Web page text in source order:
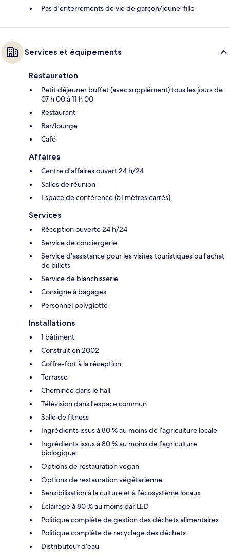
Pas d'enterrements de vie de garçon/jeune-fille
Services et équipements
Restauration
Petit déjeuner buffet (avec supplément) tous les jours de
07 h 00 à 11 h 00
Restaurant
Bar/lounge
Café
Affaires
Centre d'affaires ouvert 24 h/24
Salles de réunion
Espace de conférence (51 mètres carrés)
Services
Réception ouverte 24 h/24
Service de conciergerie
Service d'assistance pour les visites touristiques ou l'achat
de billets
Service de blanchisserie
Consigne à bagages
Personnel polyglotte
Installations
1 bâtiment
Construit en 2002
Coffre-fort à la réception
Terrasse
Cheminée dans le hall
Télévision dans l'espace commun
Salle de fitness
Ingrédients issus à 80 % au moins de l’agriculture locale
Ingrédients issus à 80 % au moins de l’agriculture
biologique
Options de restauration vegan
Options de restauration végétarienne
Sensibilisation à la culture et à l’écosystème locaux
Éclairage à 80 % au moins par LED
Politique complète de gestion des déchets alimentaires
Politique complète de recyclage des déchets
Distributeur d’eau